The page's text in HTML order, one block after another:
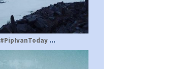
#PipIvanToday ...